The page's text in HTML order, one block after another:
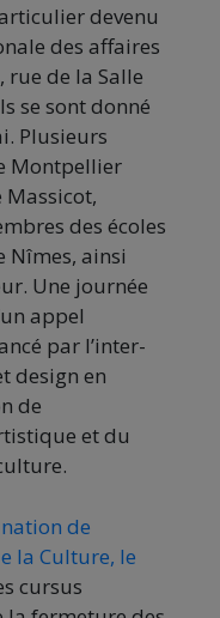
devenu
des affaires
rue de la Salle
se sont donné
Plusieurs
Montpellier
des écoles
Nîmes, ainsi
Une journée
appel
par l’inter-
design en
de
et du
de
la Culture, le
cursus